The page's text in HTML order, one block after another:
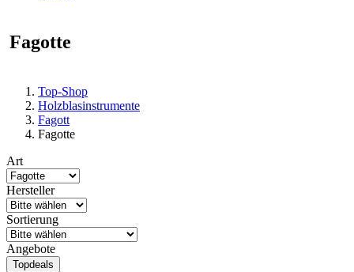
Fagotte
Top-Shop
Holzblasinstrumente
Fagott
Fagotte
Art
Hersteller
Sortierung
Angebote
Topdeals